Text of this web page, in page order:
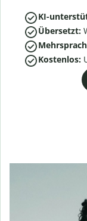
KI-
Übersetzt:
Kostenlos: